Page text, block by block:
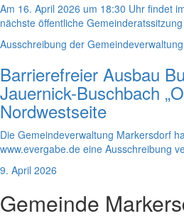
Am 16. April 2026 um 18:30 Uhr findet
nächste öffentliche
Ausschreibung der
Barrierefreier Ausbau
Jauernick-Buschbach
Nordwestseite
Die Gemeindeverwaltung Markersdorf
www.evergabe.de eine Ausschreibung
9. April 2026
Gemeinde